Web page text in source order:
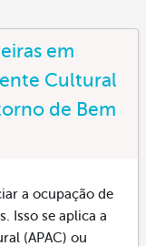
em
Cultural
de Bem
a ocupação de
Isso se aplica a
(APAC) ou